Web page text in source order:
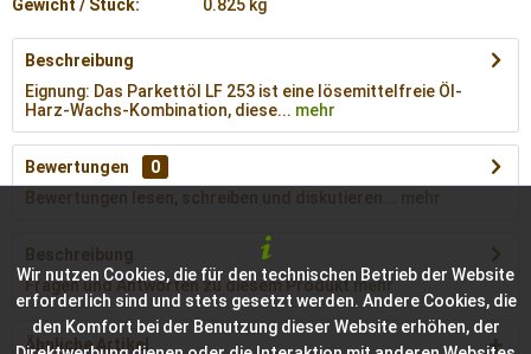
Gewicht / Stück:
0.825 kg
Beschreibung
Eignung: Das Parkettöl LF 253 ist eine lösemittelfreie Öl-
Harz-Wachs-Kombination, diese... mehr
Bewertungen
0
Bewertungen lesen, schreiben und diskutieren...
mehr
Beschreibung
Fragen und Antworten zu diesem Produktmehr
Ähnliche Artikel
Wir nutzen Cookies, die für den technischen Betrieb der Website
erforderlich sind und stets gesetzt werden. Andere Cookies, die
den Komfort bei der Benutzung dieser Website erhöhen, der